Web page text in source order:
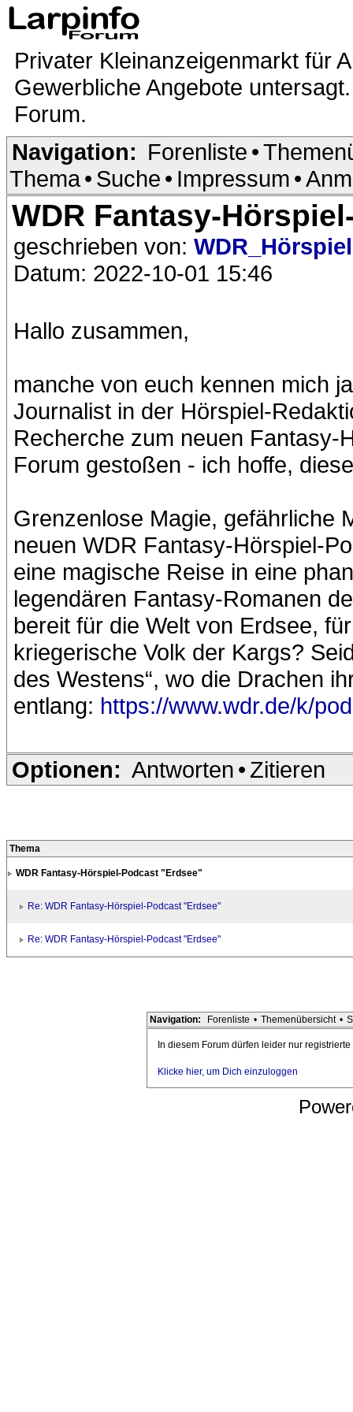
Privater Kleinanzeigenmarkt für
Gewerbliche Angebote
Forum.
Navigation: Forenliste •
Thema• Suche • Impressum •
WDR Fantasy-
geschrieben von: WDR_Hörspiel
Datum: 2022-10-01 15:46
Hallo zusammen,
manche von euch kennen mich
Journalist in der Hörspiel-
Recherche zum neuen Fantasy-
Forum gestoßen - ich hoffe,
Grenzenlose Magie, gefährliche
neuen WDR Fantasy-Hörspiel-
eine magische Reise in eine
legendären Fantasy-Romanen
bereit für die Welt von Erdsee,
kriegerische Volk der Kargs?
des Westens“, wo die Drachen
entlang: https://www.wdr.de/k/
Optionen: Antworten • Zitieren
Thema
WDR Fantasy-Hörspiel-Podcast "Erdsee"
Re: WDR Fantasy-Hörspiel-Podcast "Erdsee"
Re: WDR Fantasy-Hörspiel-Podcast "Erdsee"
Navigation: Forenliste • Themenübersicht •
In diesem Forum dürfen leider nur
Klicke hier, um Dich einzuloggen